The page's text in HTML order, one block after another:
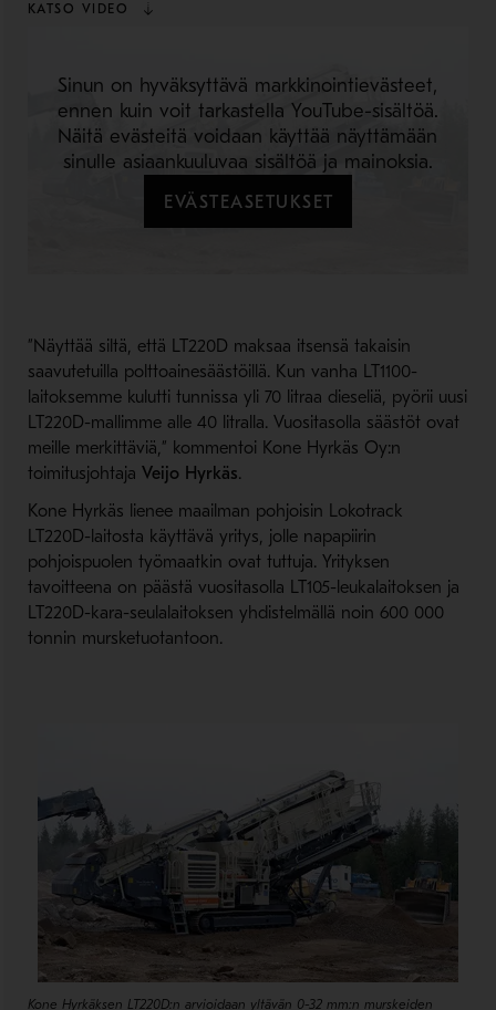
KATSO VIDEO
Sinun on hyväksyttävä markkinointievästeet,
ennen kuin voit tarkastella YouTube-sisältöä.
Näitä evästeitä voidaan käyttää näyttämään
sinulle asiaankuuluvaa sisältöä ja mainoksia.
EVÄSTEASETUKSET
”Näyttää siltä, että LT220D maksaa itsensä takaisin
saavutetuilla polttoainesäästöillä. Kun vanha LT1100-
laitoksemme kulutti tunnissa yli 70 litraa dieseliä, pyörii uusi
LT220D-mallimme alle 40 litralla. Vuositasolla säästöt ovat
meille merkittäviä,” kommentoi Kone Hyrkäs Oy:n
toimitusjohtaja Veijo Hyrkäs.
Kone Hyrkäs lienee maailman pohjoisin Lokotrack
LT220D-laitosta käyttävä yritys, jolle napapiirin
pohjoispuolen työmaatkin ovat tuttuja. Yrityksen
tavoitteena on päästä vuositasolla LT105-leukalaitoksen ja
LT220D-kara-seulalaitoksen yhdistelmällä noin 600 000
tonnin mursketuotantoon.
Kone Hyrkäksen LT220D:n arvioidaan yltävän 0-32 mm:n murskeiden